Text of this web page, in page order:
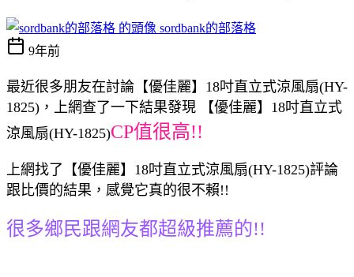
sordbank的部落格
9年前
最近很多朋友在討論【優佳麗】18吋直立式涼風扇(HY-
1825)，上網查了一下結果發現 【優佳麗】18吋直立式
涼風扇(HY-1825)CP值很高!!
上網找了【優佳麗】18吋直立式涼風扇(HY-1825)評論
跟比價的結果，感覺它真的很不賴!!
很多鄉民跟網友都超級推薦的!!